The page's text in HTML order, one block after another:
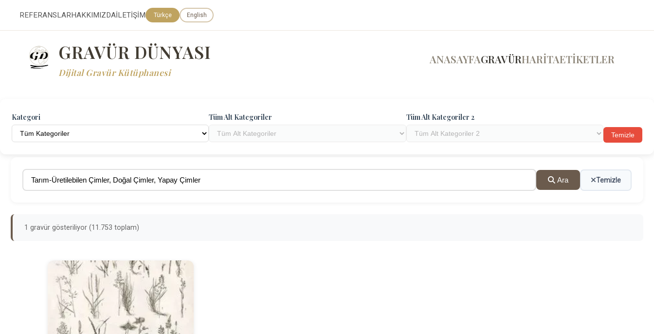
REFERANSLARHAKKIMIZDAİLETİŞİM Türkçe English
GRAVÜR DÜNYASI
Dijital Gravür Kütüphanesi
ANASAYFAGRAVÜRHARİTAETİKETLER
Kategori Tüm Alt Kategoriler Tüm Alt Kategoriler 2
Temizle
Ara Temizle
1 gravür gösteriliyor (11.753 toplam)